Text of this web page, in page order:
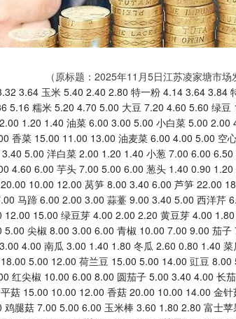
（原标题：2025年11月5日江苏凌家塘市
1.20 大葱 2.60 2.00 2.20 生姜 12.00 8.00 10.00 大蒜 11.00 4.00 6.00 芹菜 20.00 10.00 12.00 莴笋 8.00 3.40 6.00 芦笋 22.00 18.00 20.00 莲藕 8.00 4.00 6.00 茭白 10.00 4.00 8.00 慈菇 8.00 5.00 7.00 马蹄 6.00 2.00 3.00 蒜薹 9.00 3.40 5.00 西洋芹 6.00 3.60 4.00 红萝卜 3.00 2.00 2.40 白萝卜 2.40 1.20 1.60 竹笋 16.00 12.00 15.00 绿豆芽 4.00 2.00 2.20 黄豆芽 4.00 1.80 2.00 韭黄 18.00 13.00 16.00 西兰花 10.00 6.00 7.00 西红柿 8.00 4.00 5.00 尖椒 8.00 3.00 6.00 青椒 10.00 7.00 9.00 茄子 7.00 2.00 3.40 黄瓜 10.00 5.40 7.00 西葫芦 8.00 2.60 5.00 苦瓜 6.00 3.00 4.00 南瓜 3.00 1.40 1.80 冬瓜 2.60 0.80 1.40 菜瓜 4.00 2.00 3.00 佛手瓜 4.00 2.80 3.40 丝瓜 13.00 5.00 10.00 豆角 18.00 5.00 12.00 荷兰豆 15.00 5.00 14.00 豇豆 8.00 5.00 7.00 豌豆 7.00 5.00 6.00 毛豆 5.00 3.00 4.00 绿尖椒 8.00 3.00 6.00 红尖椒 10.00 6.00 8.00 圆茄子 5.00 3.40 4.00 长茄子 8.00 1.60 4.00 蘑菇
200.89 1.42% 沪深300